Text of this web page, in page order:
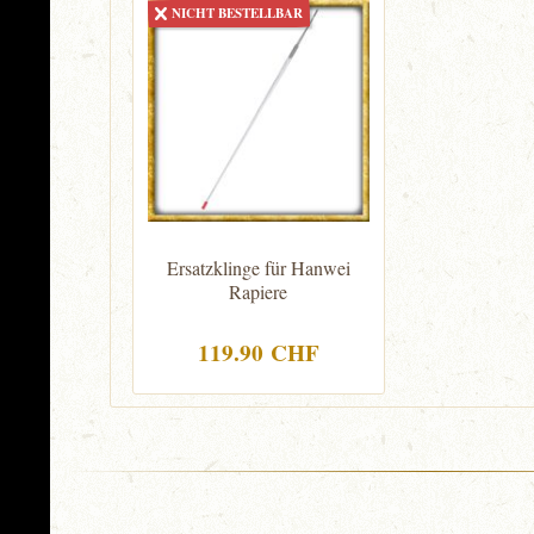
NICHT BESTELLBAR
Ersatzklinge für Hanwei
Rapiere
119.90 CHF